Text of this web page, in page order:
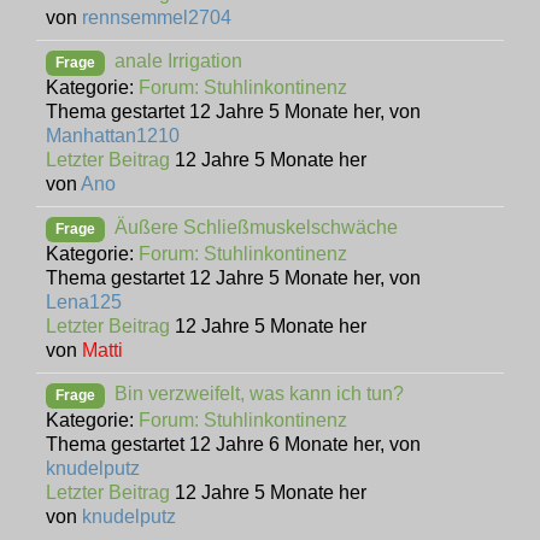
von rennsemmel2704
Frage
anale Irrigation
Kategorie: Forum: Stuhlinkontinenz
Thema gestartet 12 Jahre 5 Monate her, von
Manhattan1210
Letzter Beitrag 12 Jahre 5 Monate her
von Ano
Frage
Äußere Schließmuskelschwäche
Kategorie: Forum: Stuhlinkontinenz
Thema gestartet 12 Jahre 5 Monate her, von
Lena125
Letzter Beitrag 12 Jahre 5 Monate her
von Matti
Frage
Bin verzweifelt, was kann ich tun?
Kategorie: Forum: Stuhlinkontinenz
Thema gestartet 12 Jahre 6 Monate her, von
knudelputz
Letzter Beitrag 12 Jahre 5 Monate her
von knudelputz